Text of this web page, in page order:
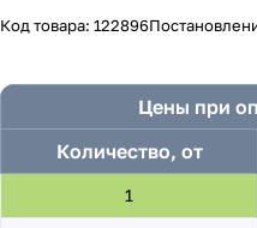
Код товара: 122896
Цены при
Количество, от
1